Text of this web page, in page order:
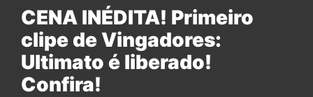
CENA INÉDITA! Primeiro
clipe de Vingadores:
Ultimato é liberado!
Confira!